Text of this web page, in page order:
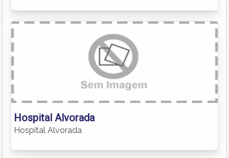
Hospital Alvorada
Hospital Alvorada